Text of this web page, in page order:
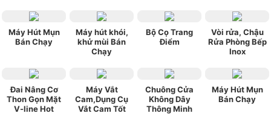
Máy Hút Mụn
Bán Chạy
Máy hút khói,
khử mùi Bán
Chạy
Bộ Cọ Trang
Điểm
Vòi rửa, Chậu
Rửa Phòng Bếp
Inox
Đai Nâng Cơ
Thon Gọn Mặt
V-line Hot
Máy Vắt
Cam,Dụng Cụ
Vắt Cam Tốt
Chuông Cửa
Không Dây
Thông Minh
Máy Hút Mụn
Bán Chạy